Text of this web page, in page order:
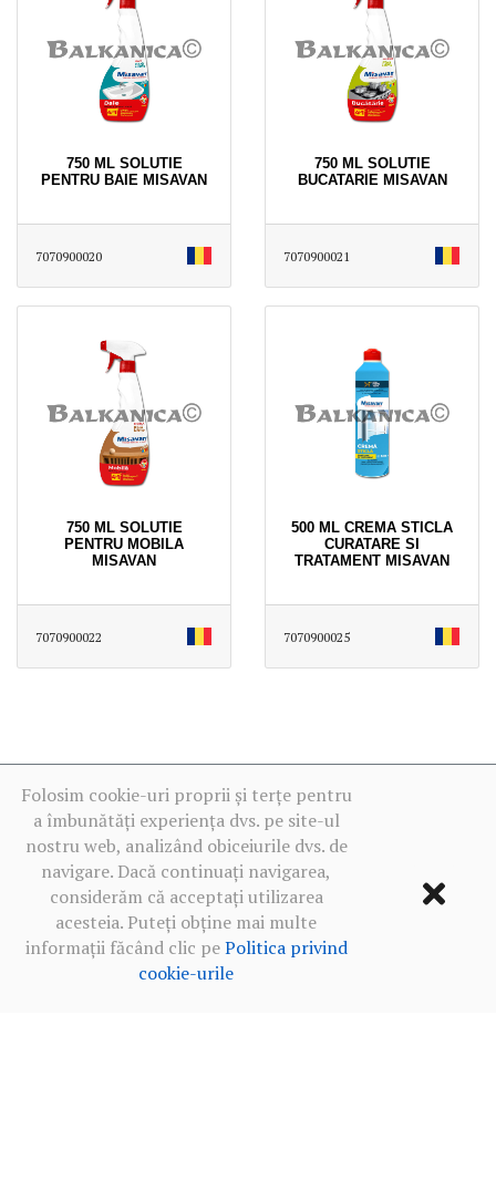
750 ML SOLUTIE
PENTRU BAIE MISAVAN
7070900020
750 ML SOLUTIE
BUCATARIE MISAVAN
7070900021
750 ML SOLUTIE
PENTRU MOBILA
MISAVAN
7070900022
500 ML CREMA STICLA
CURATARE SI
TRATAMENT MISAVAN
7070900025
Folosim cookie-uri proprii și terțe pentru
a îmbunătăți experiența dvs. pe site-ul
nostru web, analizând obiceiurile dvs. de
navigare. Dacă continuați navigarea,
considerăm că acceptați utilizarea
acesteia. Puteți obține mai multe
informații făcând clic pePolitica privind
cookie-urile